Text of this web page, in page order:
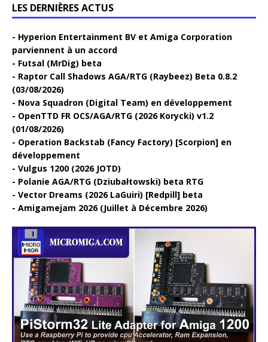
LES DERNIÈRES ACTUS
Hyperion Entertainment BV et Amiga Corporation
parviennent à un accord
Futsal (MrDig) beta
Raptor Call Shadows AGA/RTG (Raybeez) Beta 0.8.2
(03/08/2026)
Nova Squadron (Digital Team) en développement
OpenTTD FR OCS/AGA/RTG (2026 Korycki) v1.2
(01/08/2026)
Operation Backstab (Fancy Factory) [Scorpion] en
développement
Vulgus 1200 (2026 JOTD)
Polanie AGA/RTG (Dziubałtowski) beta RTG
Vector Dreams (2026 LaGuiri) [Redpill] beta
Amigamejam 2026 (Juillet à Décembre 2026)